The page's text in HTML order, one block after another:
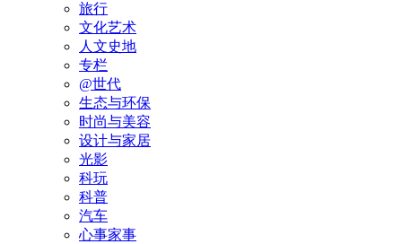
旅行
文化艺术
人文史地
专栏
@世代
生态与环保
时尚与美容
设计与家居
光影
科玩
科普
汽车
心事家事